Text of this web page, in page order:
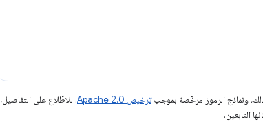
ونماذج الرموز مرخّصة بموجبترخيص Apache 2.0‏
. للاطّلاع على التفاصيل،